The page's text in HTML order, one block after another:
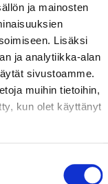
ja mainosten
Lisäksi
ja analytiikka-alan
sivustoamme.
muihin tietoihin,
kun olet käyttänyt